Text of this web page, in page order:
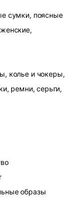
сумки, поясные
колье и чокеры,
ремни, серьги,
образы